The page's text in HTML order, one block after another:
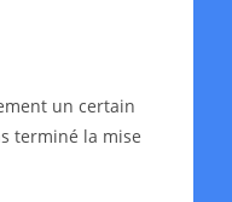
un certain
terminé la mise